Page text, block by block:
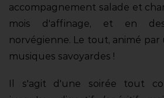
accompagnement salade et
mois d'affinage, et en
norvégienne. Le tout, animé
musiques savoyardes !
Il s'agit d'une soirée tout